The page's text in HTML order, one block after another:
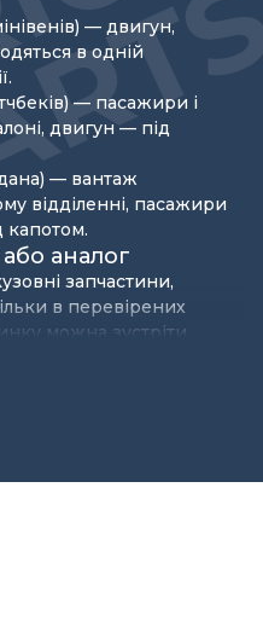
— двигун,
в одній
— пасажири і
двигун — під
— вантаж
відділенні, пасажири
капотом.
аналог
запчастини,
в перевірених
можна зустріти
Важливо розрізняти
автомобіля і в повній
за ліцензією
до виробництва такої